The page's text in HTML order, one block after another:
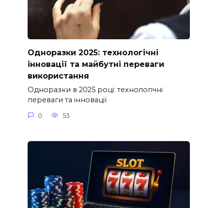
Одноразки 2025: технологічні
інновації та майбутні переваги
використання
Одноразки в 2025 році: технологічні
переваги та інновації
0 53